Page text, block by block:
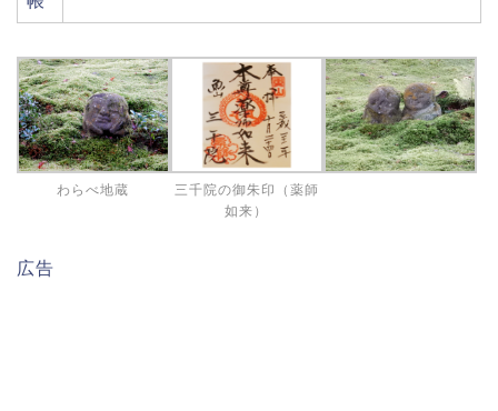
わらべ地蔵
三千院の御朱印（薬師
如来）
広告